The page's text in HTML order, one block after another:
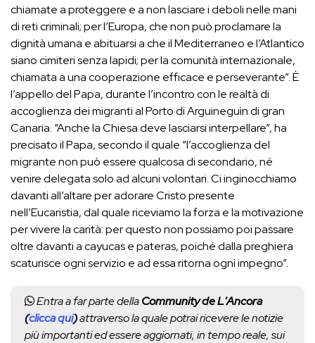
chiamate a proteggere e a non lasciare i deboli nelle mani
di reti criminali; per l’Europa, che non può proclamare la
dignità umana e abituarsi a che il Mediterraneo e l’Atlantico
siano cimiteri senza lapidi; per la comunità internazionale,
chiamata a una cooperazione efficace e perseverante”. È
l’appello del Papa, durante l’incontro con le realtà di
accoglienza dei migranti al Porto di Arguineguìn di gran
Canaria. “Anche la Chiesa deve lasciarsi interpellare”, ha
precisato il Papa, secondo il quale “l’accoglienza del
migrante non può essere qualcosa di secondario, né
venire delegata solo ad alcuni volontari. Ci inginocchiamo
davanti all’altare per adorare Cristo presente
nell’Eucaristia, dal quale riceviamo la forza e la motivazione
per vivere la carità: per questo non possiamo poi passare
oltre davanti a cayucas e pateras, poiché dalla preghiera
scaturisce ogni servizio e ad essa ritorna ogni impegno”.
Entra a far parte dellaCommunity de L'Ancora
(clicca qui)attraverso la quale potrai ricevere le notizie
più importanti ed essere aggiornati, in tempo reale, sui